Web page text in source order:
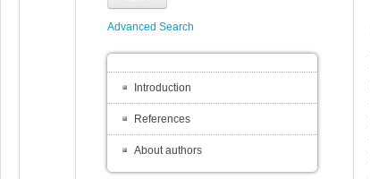
Advanced Search
Introduction
References
About authors